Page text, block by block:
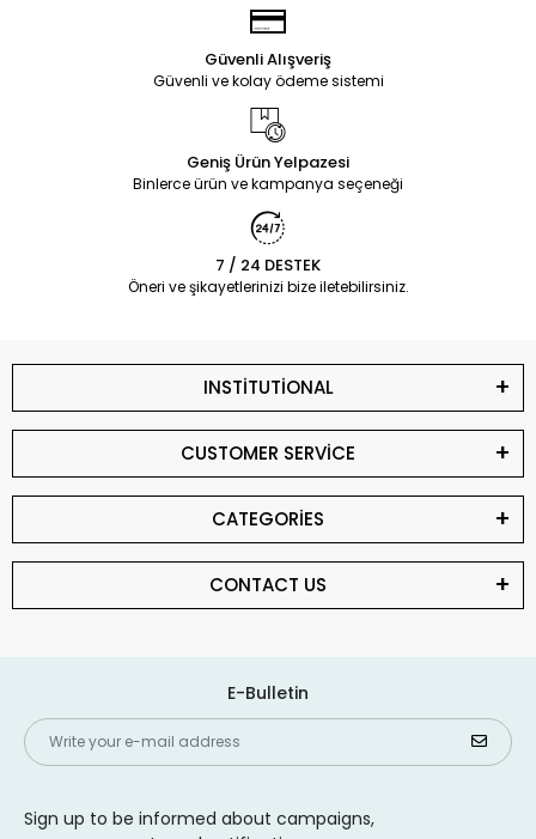
Güvenli Alışveriş
Güvenli ve kolay ödeme sistemi
Geniş Ürün Yelpazesi
Binlerce ürün ve kampanya seçeneği
7 / 24 DESTEK
Öneri ve şikayetlerinizi bize iletebilirsiniz.
INSTİTUTİONAL
CUSTOMER SERVİCE
CATEGORİES
CONTACT US
E-Bulletin
Sign up to be informed about campaigns,